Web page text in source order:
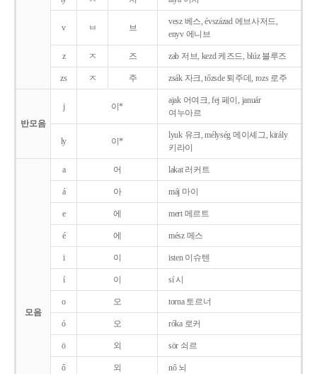
v ㅂ 브
vesz 베스, évszázad 에브사저드,
enyv 에니브
z ㅈ 즈 zab 저브, kezd 케즈드, blúz 블루즈
zs ㅈ 주 zsák 자크, tőzsde 퇴주데, rozs 로주
반모음
j 이*
ajak 어여크, fej 페이, január
여누아르
ly 이*
lyuk 유크, mélység 메이셰그, király
키라이
모음
a 어 lakat 러커트
á 아 máj 마이
e 에 mert 메르트
é 에 mész 메스
i 이 isten 이슈텐
í 이 sí 시
o 오 torna 토르너
ó 오 róka 로커
ö 외 sör 쇠르
ő 외 nő 뇌